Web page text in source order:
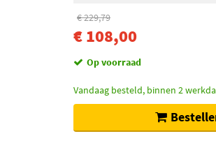
€ 229,79
€ 108,00
Op voorraad
Vandaag besteld, binnen 2